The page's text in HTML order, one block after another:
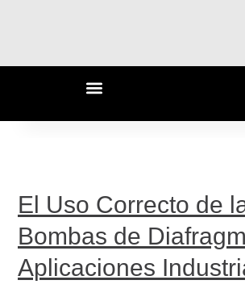
Menu
El Uso Correcto de
Bombas de
Aplicaciones
Correcto
de
las
Bombas
de
Diafragma